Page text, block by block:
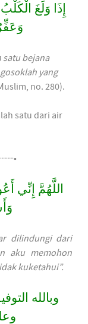
إِذَا وَلَغَ
satu bejana
yang
no. 280).
satu dari air
اللَّهُمَّ إِنِّي
dilindungi dari
aku memohon
kuketahui”.
وبالله